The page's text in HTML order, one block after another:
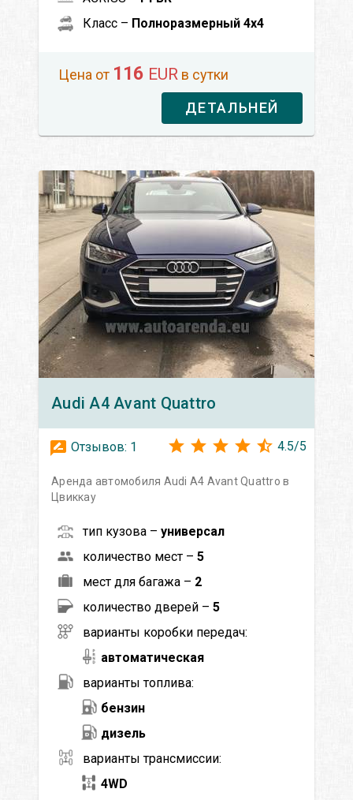
Класс – Полноразмерный 4x4
Цена от 116 EUR в сутки
ДЕТАЛЬНЕЙ
Audi A4 Avant Quattro
Отзывов: 1 4.5/5
Аренда автомобиля Audi A4 Avant Quattro в
Цвиккау
тип кузова – универсал
количество мест – 5
мест для багажа – 2
количество дверей – 5
варианты коробки передач:
автоматическая
варианты топлива:
бензин
дизель
варианты трансмиссии:
4WD